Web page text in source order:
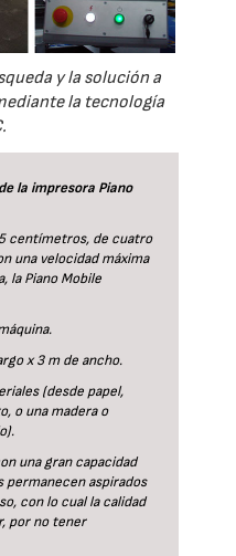
y la solución a
la tecnología
la impresora Piano
centímetros, de cuatro
una velocidad máxima
la Piano Mobile
x 3 m de ancho.
(desde papel,
o una madera o
una gran capacidad
permanecen aspirados
con lo cual la calidad
por no tener